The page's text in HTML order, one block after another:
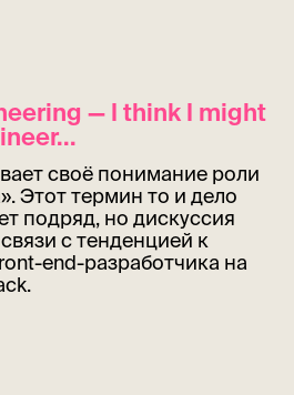
— I think I might
своё понимание роли
Этот термин то и дело
подряд, но дискуссия
с тенденцией к
end-разработчика на